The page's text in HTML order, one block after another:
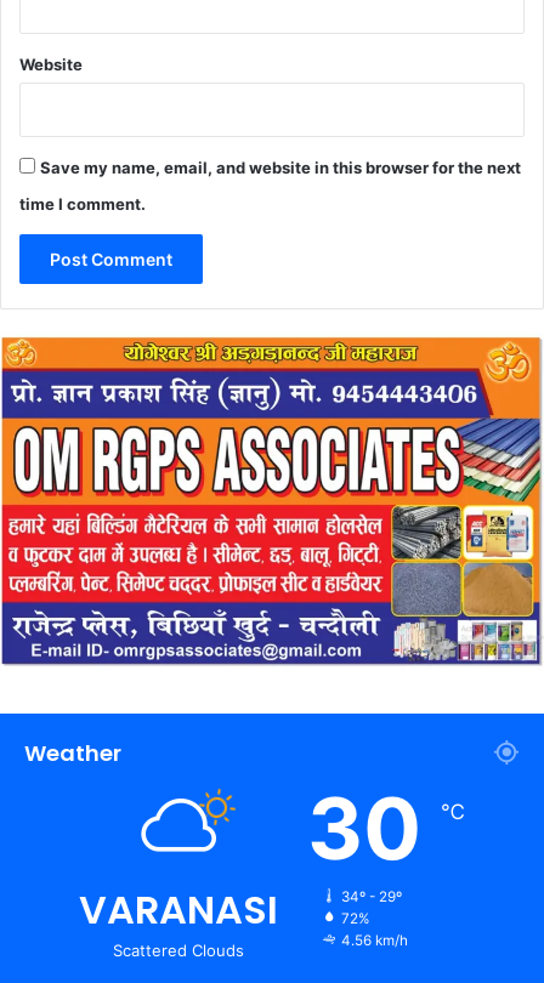
Website
Save my name, email, and website in this browser for the next
time I comment.
Weather
VARANASI
Scattered Clouds
30 ℃
34º - 29º
72%
4.56 km/h